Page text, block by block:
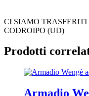
CI SIAMO
CODROIPO (UD)
Prodotti
Armadio